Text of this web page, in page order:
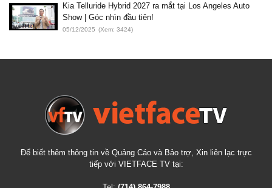
Kia Telluride Hybrid 2027 ra mắt tại Los Angeles Auto
Show | Góc nhìn đầu tiên!
05/12/2025 (Xem: 3424)
Để biết thêm thông tin về Quảng Cáo và Bảo trợ, Xin liên lạc trực
tiếp với VIETFACE TV tại: